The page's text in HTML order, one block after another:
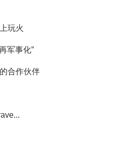
玩火
军事化”
合作伙伴